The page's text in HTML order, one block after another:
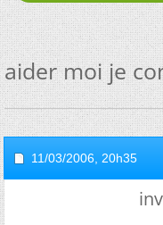
aider moi je
11/03/2006, 20h35